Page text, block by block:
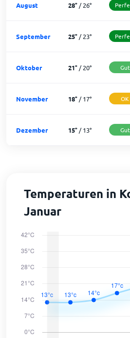
August 28°/26°
September 25°/23°
Oktober 21°/20° Gut
November 18°/17° OK
Dezember 15°/13° Gut
Temperaturen in
Januar